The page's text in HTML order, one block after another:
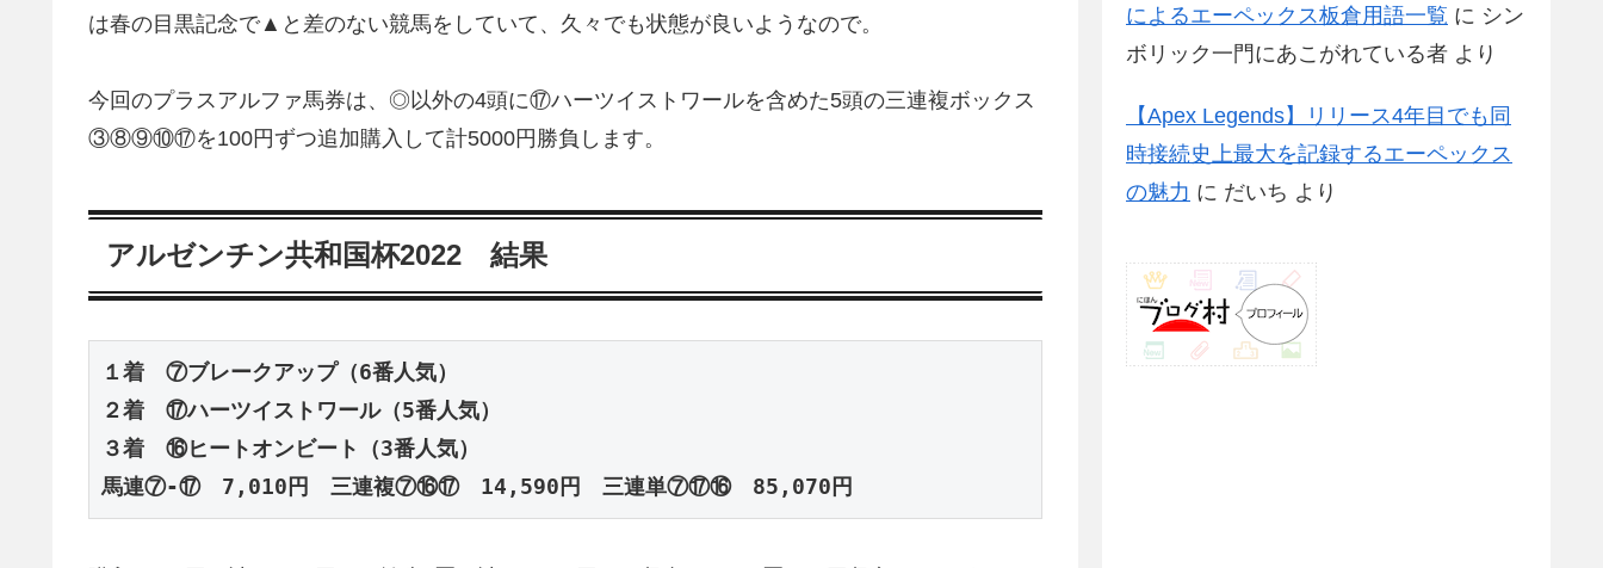
は春の目黒記念で▲と差のない競馬をしていて、久々でも状態が良いようなので。
今回のプラスアルファ馬券は、◎以外の4頭に⑰ハーツイストワールを含めた5頭の三連複ボックス
③⑧⑨⑩⑰を100円ずつ追加購入して計5000円勝負します。
アルゼンチン共和国杯2022 結果
１着　⑦ブレークアップ（6番人気）
２着　⑰ハーツイストワール（5番人気）
３着　⑯ヒートオンビート（3番人気）
馬連⑦-⑰　7,010円　三連複⑦⑯⑰　14,590円　三連単⑦⑰⑯　85,070円
によるエーペックス板倉用語一覧 に シン
ボリック一門にあこがれている者 より
【Apex Legends】リリース4年目でも同
時接続史上最大を記録するエーペックス
の魅力 に だいち より